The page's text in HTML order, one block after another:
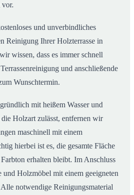
vor.
und unverbindliches
Reinigung Ihrer Holzterrasse in
wissen, dass es immer schnell
und anschließende
Wunschtermin.
mit heißem Wasser und
Holzart zulässt, entfernen wir
maschinell mit einem
hierbei ist es, die gesamte Fläche
erhalten bleibt. Im Anschluss
und Holzmöbel mit einem geeigneten
notwendige Reinigungsmaterial